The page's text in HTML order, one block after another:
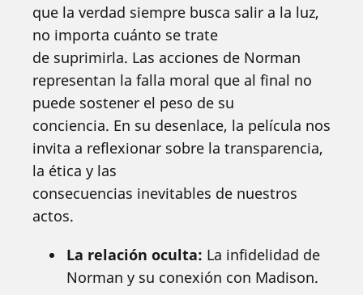
que la verdad siempre busca salir a la luz,
no importa cuánto se trate
de suprimirla. Las acciones de Norman
representan la falla moral que al final no
puede sostener el peso de su
conciencia. En su desenlace, la película nos
invita a reflexionar sobre la transparencia,
la ética y las
consecuencias inevitables de nuestros
actos.
La relación oculta: La infidelidad de
Norman y su conexión con Madison.